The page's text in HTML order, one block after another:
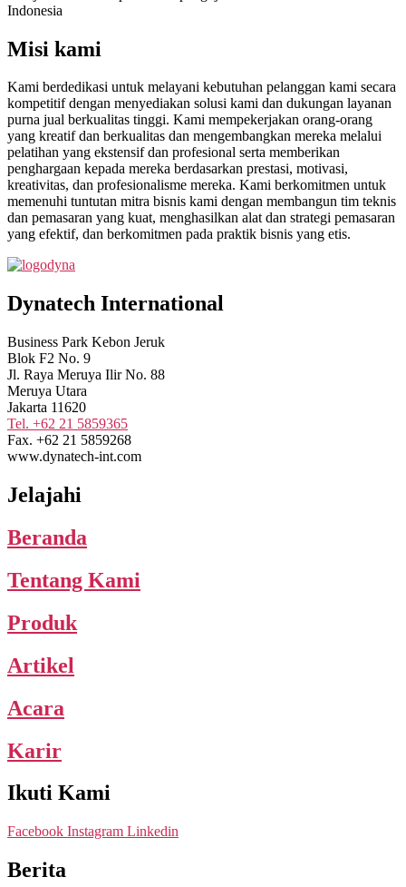
Indonesia
Misi kami
Kami berdedikasi untuk melayani kebutuhan pelanggan kami secara
kompetitif dengan menyediakan solusi kami dan dukungan layanan
purna jual berkualitas tinggi. Kami mempekerjakan orang-orang
yang kreatif dan berkualitas dan mengembangkan mereka melalui
pelatihan yang ekstensif dan profesional serta memberikan
penghargaan kepada mereka berdasarkan prestasi, motivasi,
kreativitas, dan profesionalisme mereka. Kami berkomitmen untuk
memenuhi tuntutan mitra bisnis kami dengan membangun tim teknis
dan pemasaran yang kuat, menghasilkan alat dan strategi pemasaran
yang efektif, dan berkomitmen pada praktik bisnis yang etis.
Dynatech International
Business Park Kebon Jeruk
Blok F2 No. 9
Jl. Raya Meruya Ilir No. 88
Meruya Utara
Jakarta 11620
Tel. +62 21 5859365
Fax. +62 21 5859268
www.dynatech-int.com
Jelajahi
Beranda
Tentang Kami
Produk
Artikel
Acara
Karir
Ikuti Kami
Facebook Instagram Linkedin
Berita